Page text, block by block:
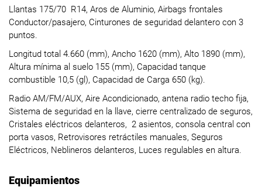
Llantas 175/70 R14, Aros de Aluminio, Airbags frontales
Conductor/pasajero, Cinturones de seguridad delantero con 3
puntos.
Longitud total 4.660 (mm), Ancho 1620 (mm), Alto 1890 (mm),
Altura mínima al suelo 155 (mm), Capacidad tanque
combustible 10,5 (gl), Capacidad de Carga 650 (kg).
Radio AM/FM/AUX, Aire Acondicionado, antena radio techo fija,
Sistema de seguridad en la llave, cierre centralizado de seguros,
Cristales eléctricos delanteros, 2 asientos, consola central con
porta vasos, Retrovisores retráctiles manuales, Seguros
Eléctricos, Neblineros delanteros, Luces regulables en altura.
Equipamientos